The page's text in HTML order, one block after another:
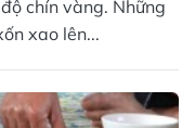
chín vàng. Những
xao lên...